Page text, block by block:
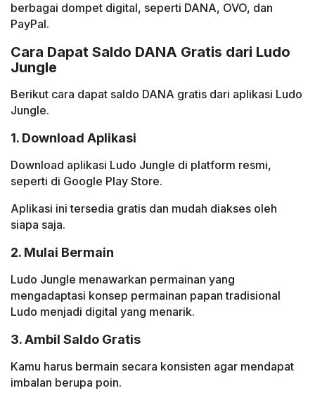
berbagai dompet digital, seperti DANA, OVO, dan
PayPal.
Cara Dapat Saldo DANA Gratis dari Ludo
Jungle
Berikut cara dapat saldo DANA gratis dari aplikasi Ludo
Jungle.
1. Download Aplikasi
Download aplikasi Ludo Jungle di platform resmi,
seperti di Google Play Store.
Aplikasi ini tersedia gratis dan mudah diakses oleh
siapa saja.
2. Mulai Bermain
Ludo Jungle menawarkan permainan yang
mengadaptasi konsep permainan papan tradisional
Ludo menjadi digital yang menarik.
3. Ambil Saldo Gratis
Kamu harus bermain secara konsisten agar mendapat
imbalan berupa poin.